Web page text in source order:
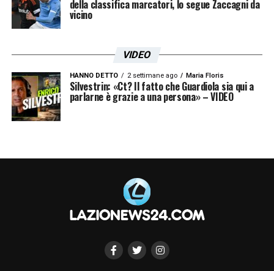
un`ampia fase tattica in vista della partita di
domenica in casa dell`Udinese. La seduta è
palle inattive a favore e a sfavore»
LA PLAYLIST DELLE NOSTRE TOP NEWS
della classifica marcatori, lo segue Zaccagni da
vicino
VIDEO
HANNO DETTO 2 settimane ago Maria Floris
Silvestrin: «Ct? Il fatto che Guardiola sia qui a
parlarne è grazie a una persona» – VIDEO